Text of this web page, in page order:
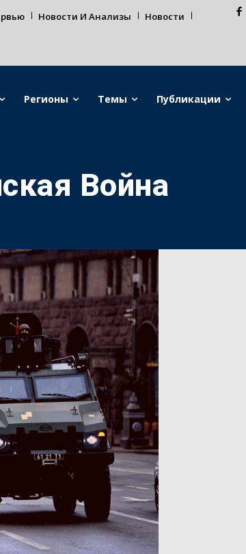
Новости И Анализы Новости
Регионы Темы Публикации
Война